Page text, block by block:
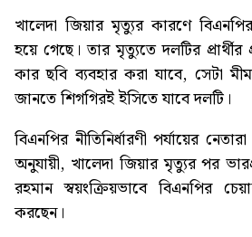
খালেদা জিয়ার মৃত্যুর কারণে
হয়ে গেছে। তার মৃত্যুতে দলটির প্রার্থীর
কার ছবি ব্যবহার করা যাবে, সেটা
জানতে শিগগিরই ইসিতে যাবে দলটি।
বিএনপির নীতিনির্ধারণী পর্যায়ের
অনুযায়ী, খালেদা জিয়ার মৃত্যুর পর
রহমান স্বয়ংক্রিয়ভাবে বিএনপির
করছেন।